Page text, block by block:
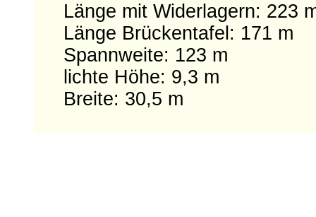
Länge mit Widerlagern: 223
Länge Brückentafel: 171 m
Spannweite: 123 m
lichte Höhe: 9,3 m
Breite: 30,5 m